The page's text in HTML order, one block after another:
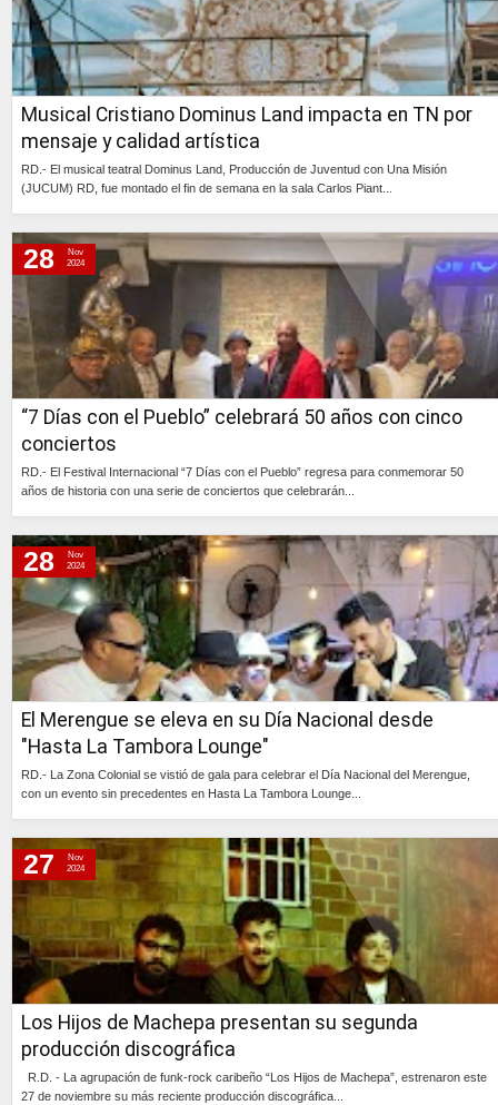
Musical Cristiano Dominus Land impacta en TN por
mensaje y calidad artística
RD.- El musical teatral Dominus Land, Producción de Juventud con Una Misión
(JUCUM) RD, fue montado el fin de semana en la sala Carlos Piant...
“7 Días con el Pueblo” celebrará 50 años con cinco
conciertos
RD.- El Festival Internacional “7 Días con el Pueblo” regresa para conmemorar 50
años de historia con una serie de conciertos que celebrarán...
28
Nov
2024
El Merengue se eleva en su Día Nacional desde
"Hasta La Tambora Lounge"
RD.- La Zona Colonial se vistió de gala para celebrar el Día Nacional del Merengue,
con un evento sin precedentes en Hasta La Tambora Lounge...
28
Nov
2024
Los Hijos de Machepa presentan su segunda
producción discográfica
R.D. - La agrupación de funk-rock caribeño “Los Hijos de Machepa”, estrenaron este
27 de noviembre su más reciente producción discográfica...
27
Nov
2024